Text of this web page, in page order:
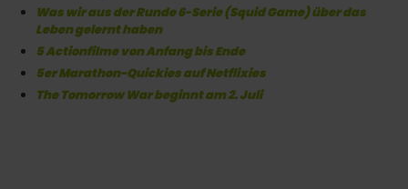
Was wir aus der Runde 6-Serie (Squid Game) über das
Leben gelernt haben
5 Actionfilme von Anfang bis Ende
5er Marathon-Quickies auf Netflixies
The Tomorrow War beginnt am 2. Juli